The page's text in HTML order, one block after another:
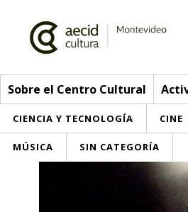
Sobre el Centro Cultural
CIENCIA Y TECNOLOGÍA CINE
MÚSICA SIN CATEGORÍA
Sobre el Centro Cultural